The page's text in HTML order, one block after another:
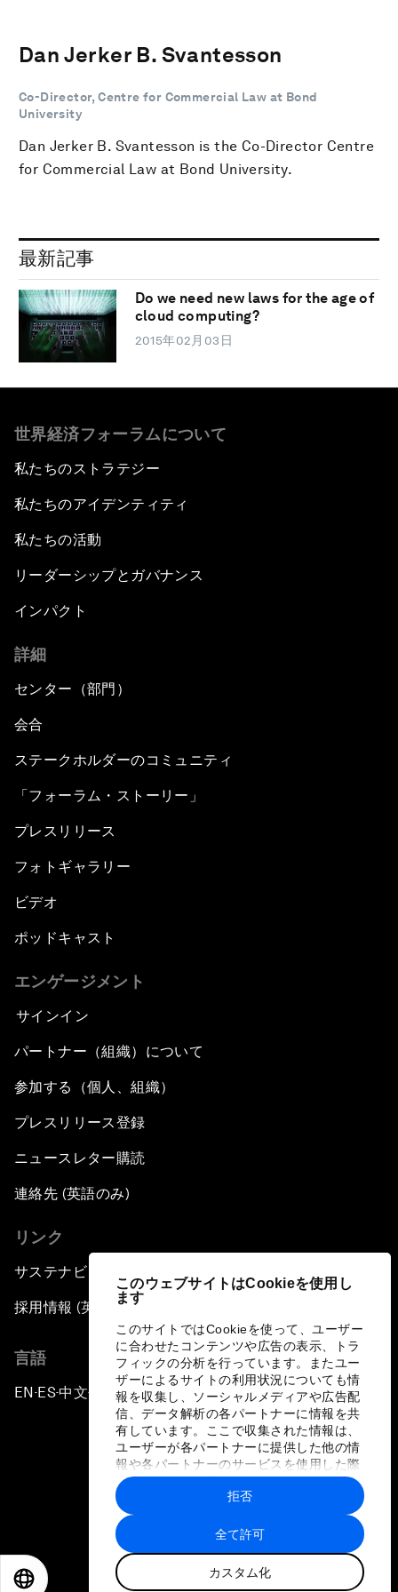
このウェブサイトはCookieを使用し
ます
このサイトではCookieを使って、ユーザー
に合わせたコンテンツや広告の表示、トラ
フィックの分析を行っています。またユー
ザーによるサイトの利用状況についても情
報を収集し、ソーシャルメディアや広告配
信、データ解析の各パートナーに情報を共
有しています。ここで収集された情報は、
ユーザーが各パートナーに提供した他の情
報や各パートナーのサービスを使用した際
に収集された情報と組み合わされ、各パー
トナーによって使用されることがありま
す。
全て許可
カスタム化
拒否
Dan Jerker B. Svantesson
Co-Director, Centre for Commercial Law at Bond
University
Dan Jerker B. Svantesson is the Co-Director Centre
for Commercial Law at Bond University.
最新記事
Do we need new laws for the age of
cloud computing?
2015年02月03日
世界経済フォーラムについて
私たちのストラテジー
私たちのアイデンティティ
私たちの活動
リーダーシップとガバナンス
インパクト
詳細
センター（部門）
会合
ステークホルダーのコミュニティ
「フォーラム・ストーリー」
プレスリリース
フォトギャラリー
ビデオ
ポッドキャスト
エンゲージメント
サインイン
パートナー（組織）について
参加する（個人、組織）
プレスリリース登録
ニュースレター購読
連絡先 (英語のみ)
リンク
サステナビリティへの取り組み
採用情報 (英語のみ)
言語
EN ▪ES▪中文▪ 日本語
プライバシーポリシーと利用規約
サイトマップ
©
世界経済フォーラム